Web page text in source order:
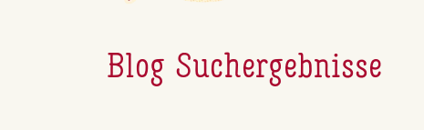
Blog Suchergebnisse